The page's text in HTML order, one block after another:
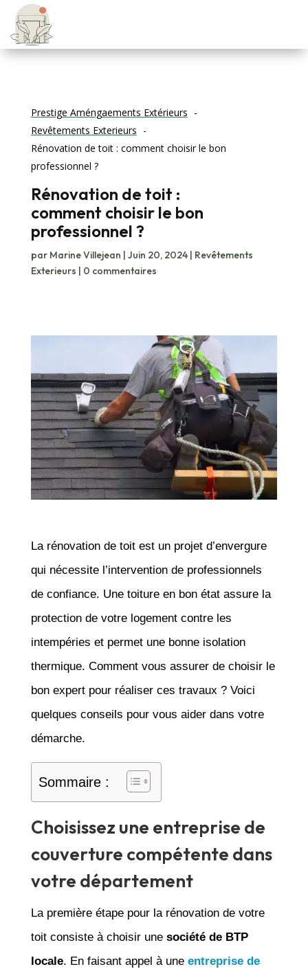
Prestige Améngaements Extérieurs
Revêtements Exterieurs
Rénovation de toit : comment choisir le bon
professionnel ?
Rénovation de toit :
comment choisir le bon
professionnel ?
par Marine Villejean | Juin 20, 2024| Revêtements
Exterieurs | 0 commentaires
La rénovation de toit est un projet d’envergure
qui nécessite l’intervention de professionnels
de confiance. Une toiture en bon état assure la
protection de votre logement contre les
intempéries et permet une bonne isolation
thermique. Comment vous assurer de choisir le
bon expert pour réaliser ces travaux ? Voici
quelques conseils pour vous aider dans votre
démarche.
Sommaire :
Choisissez une entreprise de
couverture compétente dans
votre département
La première étape pour la rénovation de votre
toit consiste à choisir une société de BTP
locale. En faisant appel à une entreprise de